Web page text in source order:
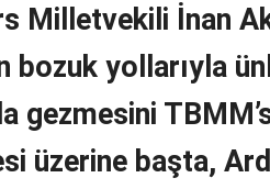
Milletvekili İnan
bozuk yollarıyla
gezmesini
üzerine başta,